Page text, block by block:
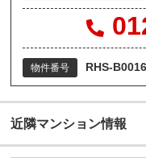
物件番号 RHS-
近隣マンション情報